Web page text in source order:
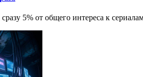
5% от общего интереса к